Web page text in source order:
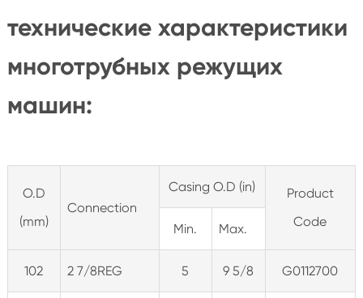
технические характеристики
многотрубных режущих
машин:
O.D
(mm)
Connection
Casing O.D (in)
Product
Code
Min. Max.
102 2 7/8REG 5 9 5/8 G0112700